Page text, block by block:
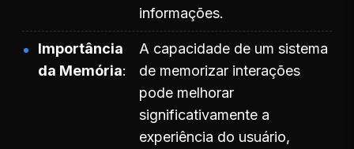
informações.
Importância
da Memória
A capacidade de um sistema
de memorizar interações
pode melhorar
significativamente a
experiência do usuário,